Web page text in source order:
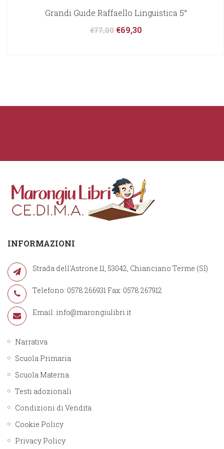
Grandi Guide Raffaello Linguistica 5°
€77,00 €69,30
INFORMAZIONI
Strada dell'Astrone 11, 53042, Chianciano Terme (SI)
Telefono: 0578 266931 Fax: 0578 267912
Email: info@marongiulibri.it
Narrativa
Scuola Primaria
Scuola Materna
Testi adozionali
Condizioni di Vendita
Cookie Policy
Privacy Policy